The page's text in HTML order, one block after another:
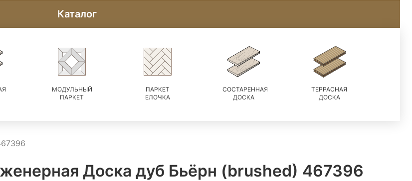
Каталог
МОДУЛЬНЫЙ
ПАРКЕТ
ПАРКЕТ
ЕЛОЧКА
СОСТАРЕННАЯ
ДОСКА
ТЕРРАСНАЯ
ДОСКА
Доска дуб Бьёрн (brushed) 467396